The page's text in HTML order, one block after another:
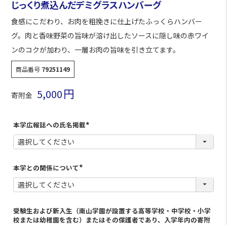
じっくり煮込んだデミグラスハンバーグ
食感にこだわり、お肉を粗挽きに仕上げたふっくらハンバー
グ。肉と香味野菜の旨味が溶け出したソースに隠し味の赤ワイ
ンのコクが加わり、一層お肉の旨味を引き立てます。
商品番号 79251149
寄附金 5,000
本学広報誌への氏名掲載
(
須
本学との関係について
(
須
受験生および新入生（南山学園が設置する高等学校・中学校・小学
校または幼稚園を含む）またはその保護者であり、入学年内の寄附